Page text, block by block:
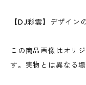
【DJ彩雲】デザイン
この商品画像はオリ
す。実物とは異なる